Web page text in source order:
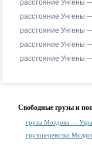
расстояние Унгены
расстояние Унгены
расстояние Унгены
расстояние Унгены
расстояние Унгены
Свободные грузы и
грузы Молдова —
грузоперевозки